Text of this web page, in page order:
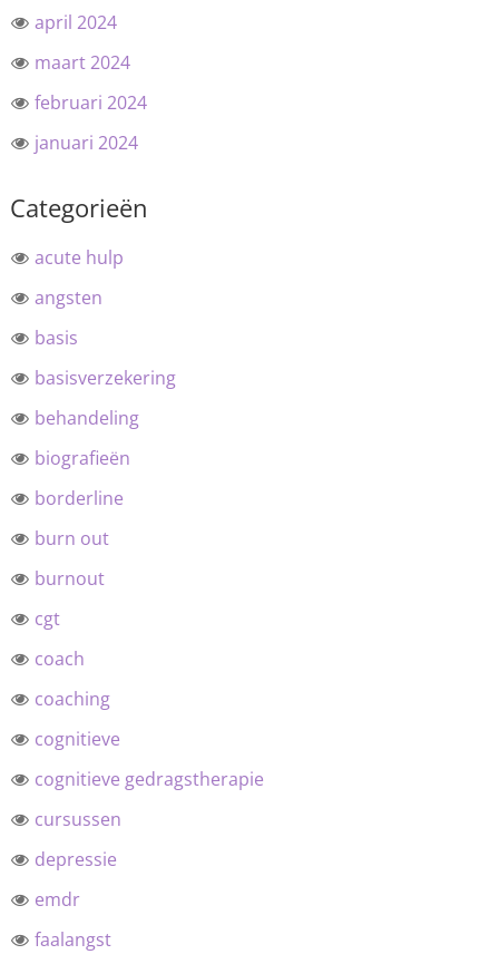
april 2024
maart 2024
februari 2024
januari 2024
Categorieën
acute hulp
angsten
basis
basisverzekering
behandeling
biografieën
borderline
burn out
burnout
cgt
coach
coaching
cognitieve
cognitieve gedragstherapie
cursussen
depressie
emdr
faalangst